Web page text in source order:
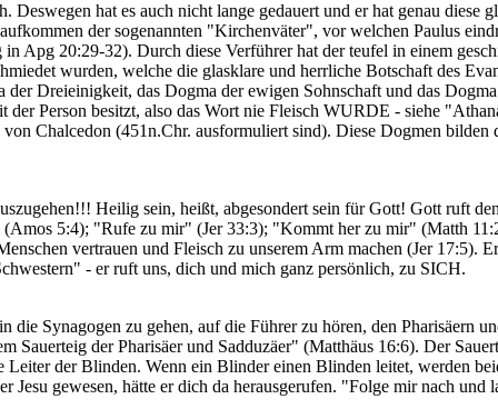
hat es auch nicht lange gedauert und er hat genau diese
der sogenannten "Kirchenväter", vor welchen Paulus
Apg 20:29-32). Durch diese Verführer hat der teufel in einem
wurden, welche die glasklare und herrliche Botschaft des
Dreieinigkeit, das Dogma der ewigen Sohnschaft und das
Person besitzt, also das Wort nie Fleisch WURDE - siehe
Chalcedon (451n.Chr. ausformuliert sind). Diese Dogmen bilden
Heilig sein, heißt, abgesondert sein für Gott! Gott ruft
5:4); "Rufe zu mir" (Jer 33:3); "Kommt her zu mir" (Matth
vertrauen und Fleisch zu unserem Arm machen (Jer 17:5).
- er ruft uns, dich und mich ganz persönlich, zu SICH.
die Synagogen zu gehen, auf die Führer zu hören, den Pharisäern
Sauerteig der Pharisäer und Sadduzäer" (Matthäus 16:6). Der
der Blinden. Wenn ein Blinder einen Blinden leitet, werden
gewesen, hätte er dich da herausgerufen. "Folge mir nach und